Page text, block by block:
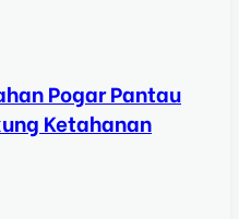
Pogar Pantau
Ketahanan